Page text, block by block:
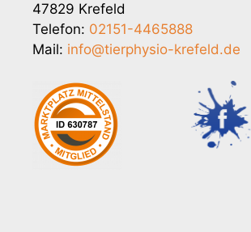
47829 Krefeld
Telefon: 02151-4465888
Mail: info@tierphysio-krefeld.de